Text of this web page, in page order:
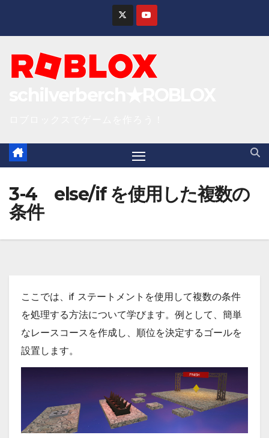
t
3-4 else/if を使用した複数の
条件
ここでは、if ステートメントを使用して複数の条件
を処理する方法について学びます。例として、簡単
なレースコースを作成し、順位を決定するゴールを
設置します。